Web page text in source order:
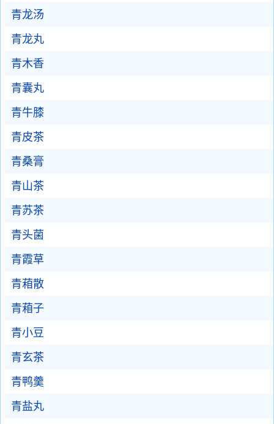
青龙汤
青龙丸
青木香
青囊丸
青牛膝
青皮茶
青桑膏
青山茶
青苏茶
青头菌
青霞草
青葙散
青葙子
青小豆
青玄茶
青鸭羹
青盐丸